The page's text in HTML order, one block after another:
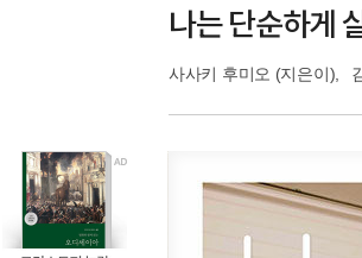
나는 단순하게
사사키 후미오 (지은이),